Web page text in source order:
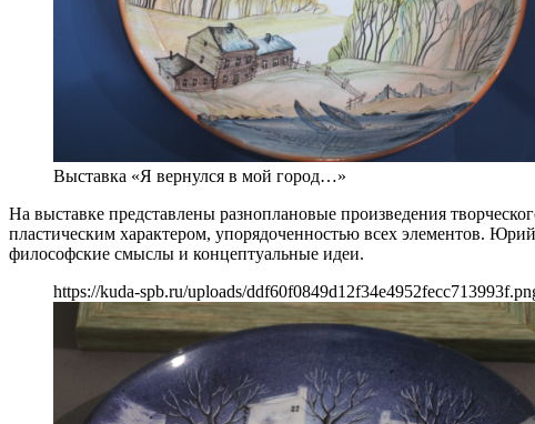
Выставка «Я вернулся в мой город…»
На выставке представлены разноплановые произведения
пластическим характером, упорядоченностью всех элементов.
философские смыслы и концептуальные идеи.
https://kuda-spb.ru/uploads/